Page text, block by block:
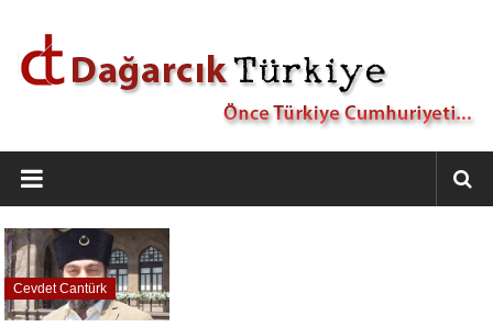
Dağarcık
Türkiye
Önce
Türkiye
Cumhuriyeti…
Cevdet Cantürk